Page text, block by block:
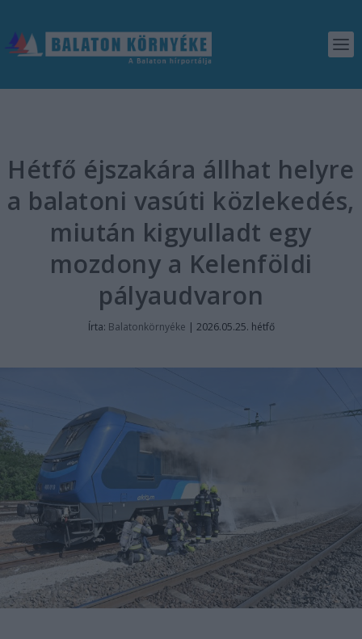
Hétfő éjszakára állhat helyre
a balatoni vasúti közlekedés,
miután kigyulladt egy
mozdony a Kelenföldi
pályaudvaron
Írta: Balatonkörnyéke | 2026.05.25. hétfő